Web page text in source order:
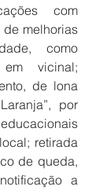
com
melhorias
como
vicinal;
de lona
por
retirada
de queda,
a